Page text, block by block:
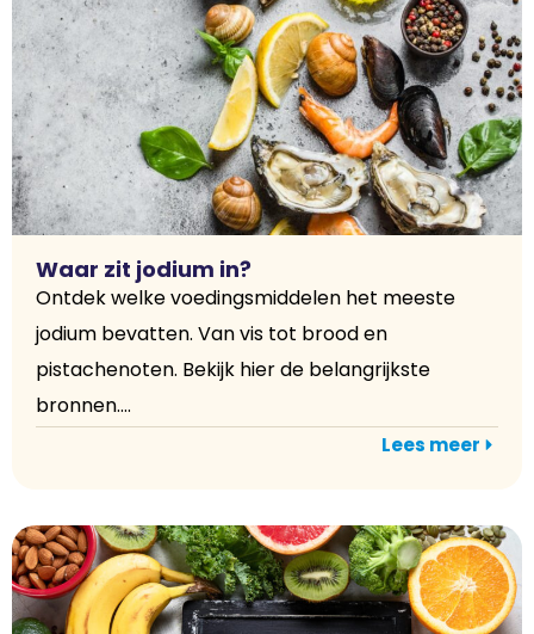
Waar zit jodium in?
Ontdek welke voedingsmiddelen het meeste
jodium bevatten. Van vis tot brood en
pistachenoten. Bekijk hier de belangrijkste
bronnen....
Lees meer